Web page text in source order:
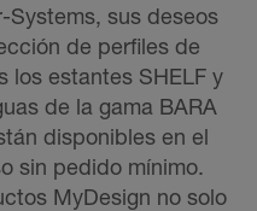
Systems, sus deseos
de perfiles de
los estantes SHELF y
de la gama BARA
disponibles en el
sin pedido mínimo.
MyDesign no solo